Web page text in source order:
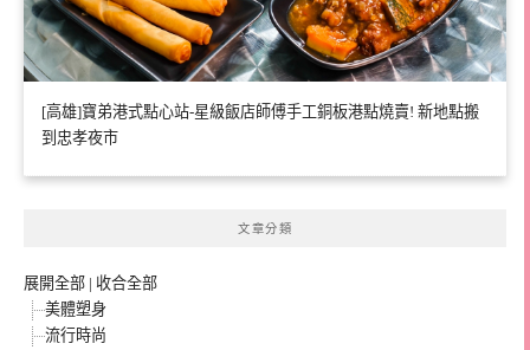
[高雄]寶弟港式點心站-星級飯店師傅手工銅板港點燒賣! 新地點搬
到忠孝夜市
文章分類
展開全部 | 收合全部
美體塑身
流行時尚